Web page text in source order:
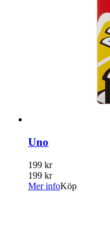
Uno
199 kr
199 kr
Mer infoKöp